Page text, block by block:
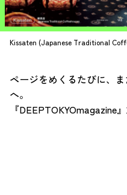
Kissaten (Japanese Traditional
ページをめくるたびに、
へ。
『DEEPTOKYOmagazine